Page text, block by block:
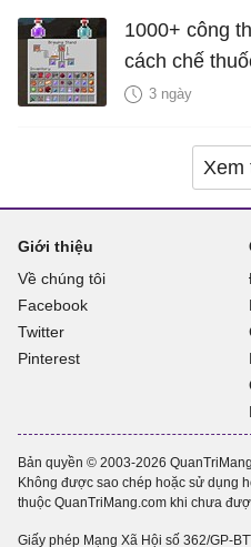
1000+ công
cách chế
3 ngày
Xem
Giới thiệu
Về chúng tôi
Facebook
Twitter
Pinterest
Bản quyền © 2003-2026
Không được sao chép hoặc sử dụng
thuộc QuanTriMang.com khi chưa
Giấy phép Mạng Xã Hội số 362/GP-